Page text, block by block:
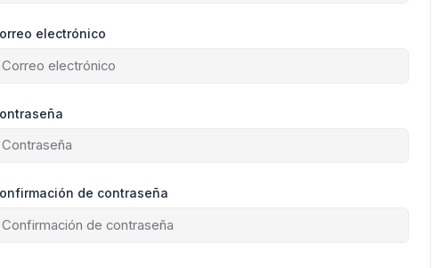
electrónico
de contraseña